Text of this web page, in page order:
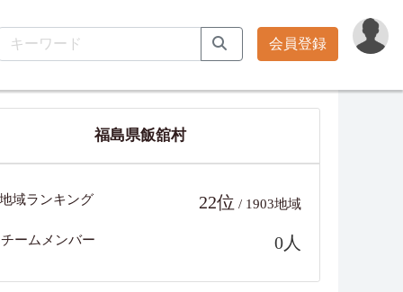
会員登録
福島県飯舘村
地域ランキング 22位 / 1903地域
チームメンバー 0人